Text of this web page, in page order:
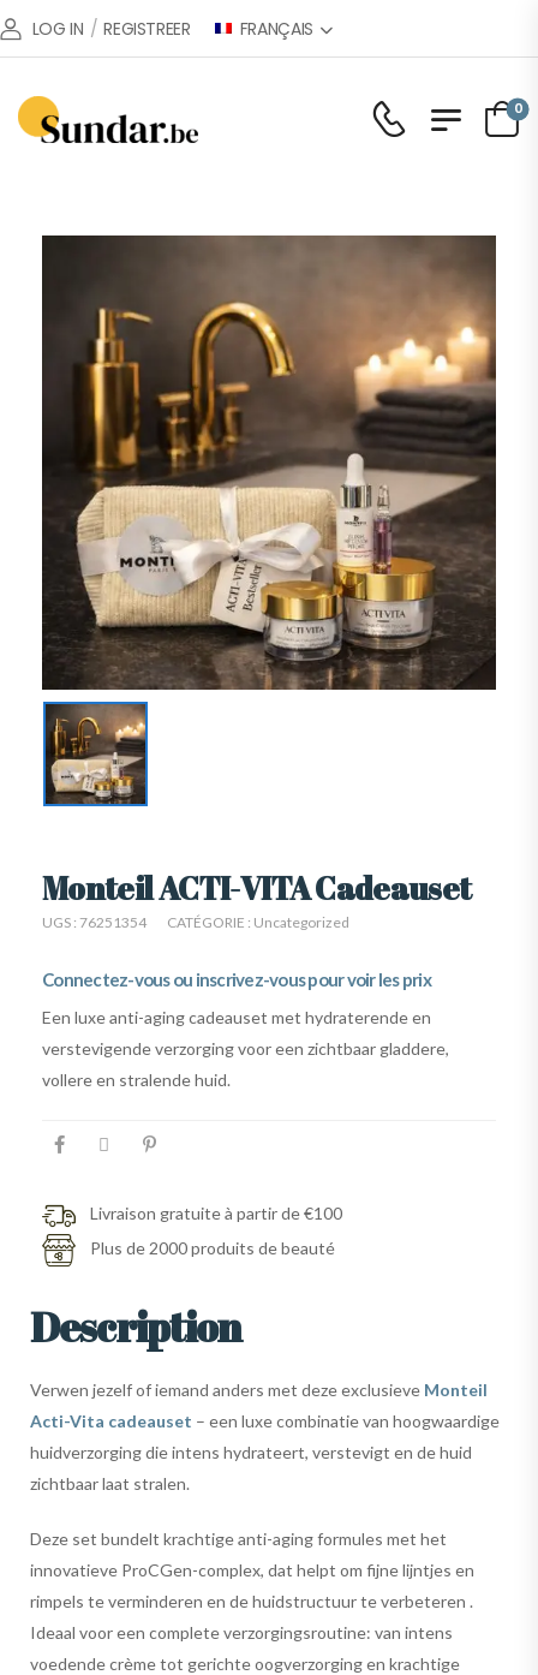
LOG IN / REGISTREER FRANÇAIS
0
Monteil ACTI-VITA Cadeauset
UGS : 76251354 CATÉGORIE : Uncategorized
Connectez-vous ou inscrivez-vous pour voir les prix
Een luxe anti-aging cadeauset met hydraterende en
verstevigende verzorging voor een zichtbaar gladdere,
vollere en stralende huid.
Livraison gratuite à partir de €100
Plus de 2000 produits de beauté
Description
Verwen jezelf of iemand anders met deze exclusieve Monteil
Acti-Vita cadeauset – een luxe combinatie van hoogwaardige
huidverzorging die intens hydrateert, verstevigt en de huid
zichtbaar laat stralen.
Deze set bundelt krachtige anti-aging formules met het
innovatieve ProCGen-complex, dat helpt om fijne lijntjes en
rimpels te verminderen en de huidstructuur te verbeteren .
Ideaal voor een complete verzorgingsroutine: van intens
voedende crème tot gerichte oogverzorging en krachtige